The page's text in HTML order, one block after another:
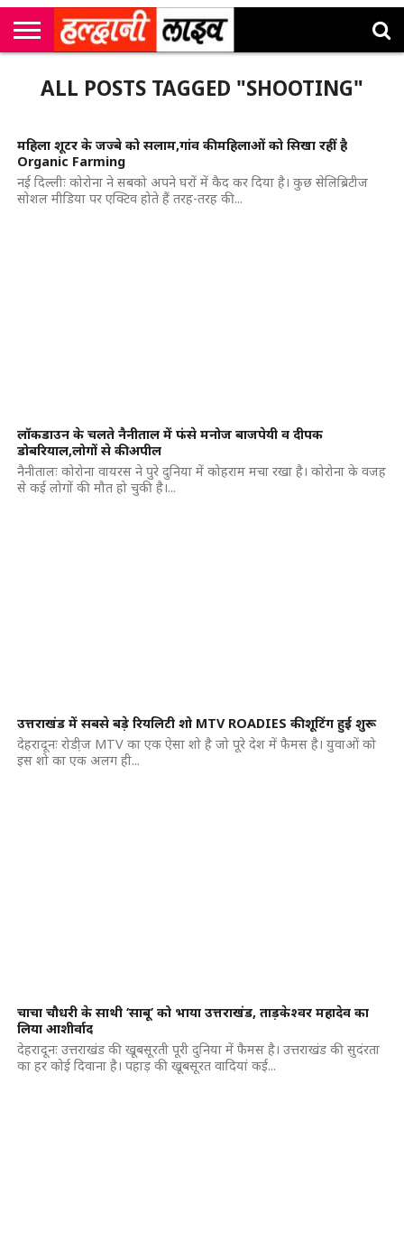
सी
एम
कॉर्नर
उत्तराखंड
न्यूज़
खेल
मनोरंजन
सम्पादकीय
जॉब
अलर्ट्स
ALL POSTS TAGGED "SHOOTING"
महिला शूटर के जज्बे को सलाम,गांव की महिलाओं को सिखा रहीं है
Organic Farming
नई दिल्लीः कोरोना ने सबको अपने घरों में कैद कर दिया है। कुछ सेलिब्रिटीज
सोशल मीडिया पर एक्टिव होते हैं तरह-तरह की...
लॉकडाउन के चलते नैनीताल में फंसे मनोज बाजपेयी व दीपक
डोबरियाल,लोगों से की अपील
नैनीतालः कोरोना वायरस ने पुरे दुनिया में कोहराम मचा रखा है। कोरोना के वजह
से कई लोगों की मौत हो चुकी है।...
उत्तराखंड में सबसे बड़े रियलिटी शो MTV ROADIES की शूटिंग हुई शुरू
देहरादूनः रोडी़ज MTV का एक ऐसा शो है जो पूरे देश में फैमस है। युवाओं को
इस शो का एक अलग ही...
चाचा चौधरी के साथी ‘साबू’ को भाया उत्तराखंड, ताड़केश्वर महादेव का
लिया आशीर्वाद
देहरादूनः उत्तराखंड की खूबसूरती पूरी दुनिया में फैमस है। उत्तराखंड की सुदंरता
का हर कोई दिवाना है। पहाड़ की खूबसूरत वादियां कई...